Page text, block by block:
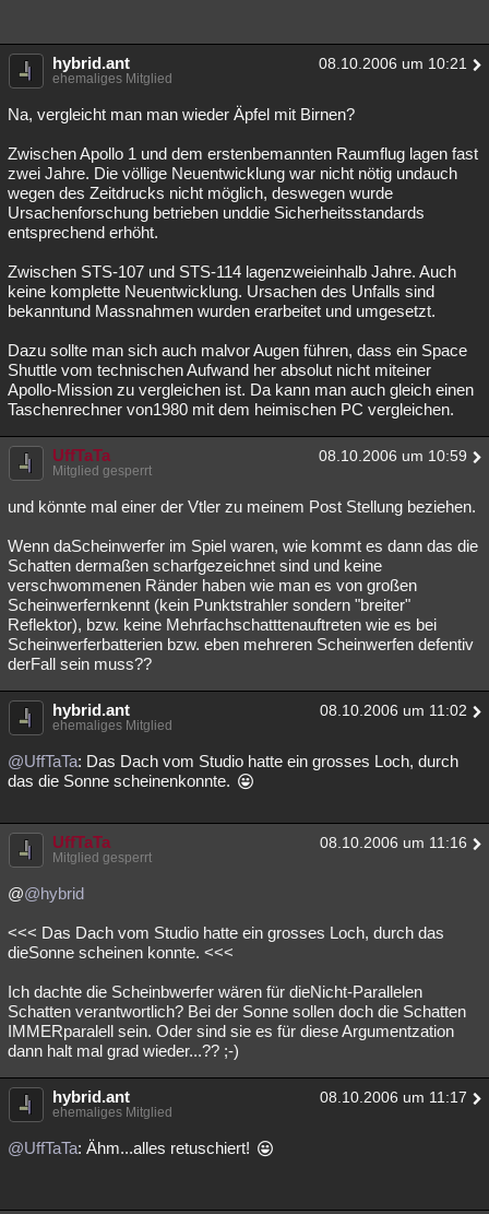
hybrid.ant 08.10.2006 um 10:21
ehemaliges Mitglied
Na, vergleicht man man wieder Äpfel mit Birnen?
Zwischen Apollo 1 und dem erstenbemannten Raumflug lagen fast
zwei Jahre. Die völlige Neuentwicklung war nicht nötig undauch
wegen des Zeitdrucks nicht möglich, deswegen wurde
Ursachenforschung betrieben unddie Sicherheitsstandards
entsprechend erhöht.
Zwischen STS-107 und STS-114 lagenzweieinhalb Jahre. Auch
keine komplette Neuentwicklung. Ursachen des Unfalls sind
bekanntund Massnahmen wurden erarbeitet und umgesetzt.
Dazu sollte man sich auch malvor Augen führen, dass ein Space
Shuttle vom technischen Aufwand her absolut nicht miteiner
Apollo-Mission zu vergleichen ist. Da kann man auch gleich einen
Taschenrechner von1980 mit dem heimischen PC vergleichen.
UffTaTa 08.10.2006 um 10:59
Mitglied gesperrt
und könnte mal einer der Vtler zu meinem Post Stellung beziehen.
Wenn daScheinwerfer im Spiel waren, wie kommt es dann das die
Schatten dermaßen scharfgezeichnet sind und keine
verschwommenen Ränder haben wie man es von großen
Scheinwerfernkennt (kein Punktstrahler sondern "breiter"
Reflektor), bzw. keine Mehrfachschatttenauftreten wie es bei
Scheinwerferbatterien bzw. eben mehreren Scheinwerfen defentiv
derFall sein muss??
hybrid.ant 08.10.2006 um 11:02
ehemaliges Mitglied
@UffTaTa: Das Dach vom Studio hatte ein grosses Loch, durch
das die Sonne scheinenkonnte.
UffTaTa 08.10.2006 um 11:16
Mitglied gesperrt
@@hybrid
<<< Das Dach vom Studio hatte ein grosses Loch, durch das
dieSonne scheinen konnte. <<<
Ich dachte die Scheinbwerfer wären für dieNicht-Parallelen
Schatten verantwortlich? Bei der Sonne sollen doch die Schatten
IMMERparalell sein. Oder sind sie es für diese Argumentzation
dann halt mal grad wieder...?? ;-)
hybrid.ant 08.10.2006 um 11:17
ehemaliges Mitglied
@UffTaTa: Ähm...alles retuschiert!